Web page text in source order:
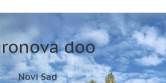
doo
Novi Sad